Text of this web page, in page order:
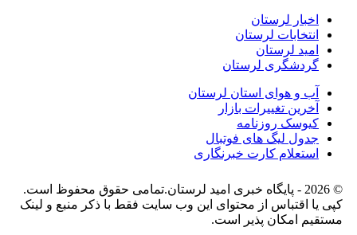
اخبار لرستان
انتخابات لرستان
امید لرستان
گردشگری لرستان
آب و هوای استان لرستان
آخرین تغییرات بازار
کیوسک روزنامه
جدول لیگ های فوتبال
استعلام کارت خبرنگاری
© 2026 - پایگاه خبری اميد لرستان.تمامی حقوق محفوظ است.
کپی یا اقتباس از محتوای این وب سایت فقط با ذکر منبع و لینک
مستقیم امکان پذیر است.